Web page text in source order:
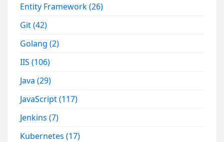
Entity Framework(26)
Git(42)
Golang(2)
IIS(106)
Java(29)
JavaScript(117)
Jenkins(7)
Kubernetes(17)